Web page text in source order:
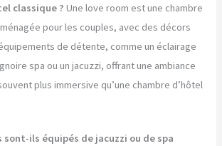
classique ? Une love room est une chambre
pour les couples, avec des décors
de détente, comme un éclairage
spa ou un jacuzzi, offrant une ambiance
plus immersive qu’une chambre d’hôtel
sont-ils équipés de jacuzzi ou de spa